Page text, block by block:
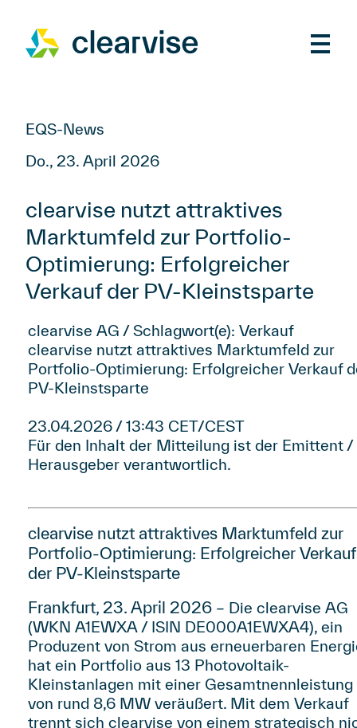
EQS-News
Do., 23. April 2026
clearvise nutzt attraktives
Marktumfeld zur Portfolio-
Optimierung: Erfolgreicher
Verkauf der PV-Kleinstsparte
clearvise AG / Schlagwort(e): Verkauf
clearvise nutzt attraktives Marktumfeld zur
Portfolio-Optimierung: Erfolgreicher Verkauf
PV-Kleinstsparte
23.04.2026 / 13:43 CET/CEST
Für den Inhalt der Mitteilung ist der Emittent /
Herausgeber verantwortlich.
clearvise nutzt attraktives Marktumfeld zur
Portfolio-Optimierung: Erfolgreicher Verkauf
der PV-Kleinstsparte
Frankfurt, 23. April 2026 – Die clearvise AG
(WKN A1EWXA / ISIN DE000A1EWXA4), ein
Produzent von Strom aus erneuerbaren
hat ein Portfolio aus 13 Photovoltaik-
Kleinstanlagen mit einer Gesamtnennleistung
von rund 8,6 MW veräußert. Mit dem Verkauf
trennt sich clearvise von einem strategisch